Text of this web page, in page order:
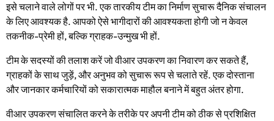
इसे चलाने वाले लोगों पर भी. एक तारकीय टीम का निर्माण सुचारू दैनिक संचालन
के लिए आवश्यक है. आपको ऐसे भागीदारों की आवश्यकता होगी जो न केवल
तकनीक-प्रेमी हों, बल्कि ग्राहक-उन्मुख भी हों.
टीम के सदस्यों की तलाश करें जो वीआर उपकरण का निवारण कर सकते हैं,
ग्राहकों के साथ जुड़ें, और अनुभव को सुचारू रूप से चलाते रहें. एक दोस्ताना
और जानकार कर्मचारियों को सकारात्मक माहौल बनाने में बहुत अंतर होगा.
वीआर उपकरण संचालित करने के तरीके पर अपनी टीम को ठीक से प्रशिक्षित